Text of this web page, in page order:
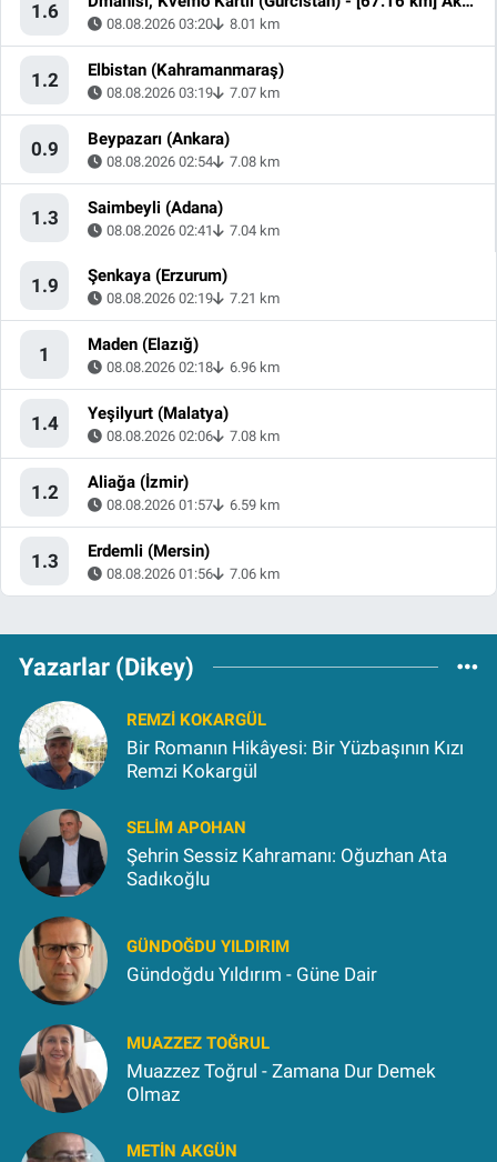
1.6
08.08.2026 03:20 8.01 km
1.2 Elbistan (Kahramanmaraş)
08.08.2026 03:19 7.07 km
0.9 Beypazarı (Ankara)
08.08.2026 02:54 7.08 km
1.3 Saimbeyli (Adana)
08.08.2026 02:41 7.04 km
1.9 Şenkaya (Erzurum)
08.08.2026 02:19 7.21 km
1 Maden (Elazığ)
08.08.2026 02:18 6.96 km
1.4 Yeşilyurt (Malatya)
08.08.2026 02:06 7.08 km
1.2 Aliağa (İzmir)
08.08.2026 01:57 6.59 km
1.3 Erdemli (Mersin)
08.08.2026 01:56 7.06 km
Yazarlar (Dikey)
REMZI KOKARGÜL
Bir Romanın Hikâyesi: Bir Yüzbaşının Kızı
Remzi Kokargül
SELIM APOHAN
Şehrin Sessiz Kahramanı: Oğuzhan Ata
Sadıkoğlu
GÜNDOĞDU YILDIRIM
Gündoğdu Yıldırım - Güne Dair
MUAZZEZ TOĞRUL
Muazzez Toğrul - Zamana Dur Demek
Olmaz
METIN AKGÜN